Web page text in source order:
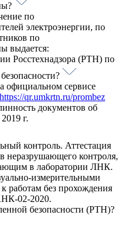
по
электроэнергии, по
по
выдается:
Росстехнадзора (РТН) по
официальном сервисе
https://qr.umkrtn.ru/prombez
документов об
г.
контроль. Аттестация
неразрушающего контроля,
в лаборатории ЛНК.
измерительными
работам без прохождения
02-2020.
безопасности (РТН)?